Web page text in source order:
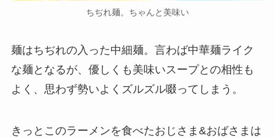
ちぢれ麺。ちゃんと美味い
麺はちぢれの入った中細麺。言わば中華麺ライク
な麺となるが、優しくも美味いスープとの相性も
よく、思わず勢いよくズルズル啜ってしまう。
きっとこのラーメンを食べたおじさま&おばさまは